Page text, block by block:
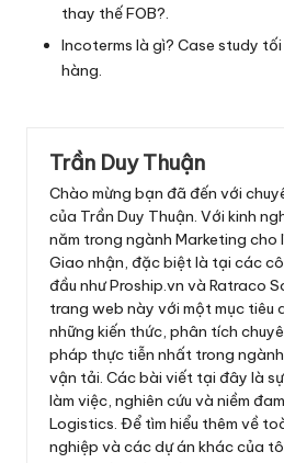
thay thế FOB?.
Incoterms là gì? Case study
hàng
Trần Duy Thuận
Chào mừng bạn đã đến với
của Trần Duy Thuận. Với kinh
năm trong ngành Marketing cho
Giao nhận, đặc biệt là tại các
đầu như Proship.vn và Ratraco
trang web này với một mục tiêu
những kiến thức, phân tích
pháp thực tiễn nhất trong
vận tải. Các bài viết tại đây là
làm việc, nghiên cứu và niềm
Logistics. Để tìm hiểu thêm về
nghiệp và các dự án khác của